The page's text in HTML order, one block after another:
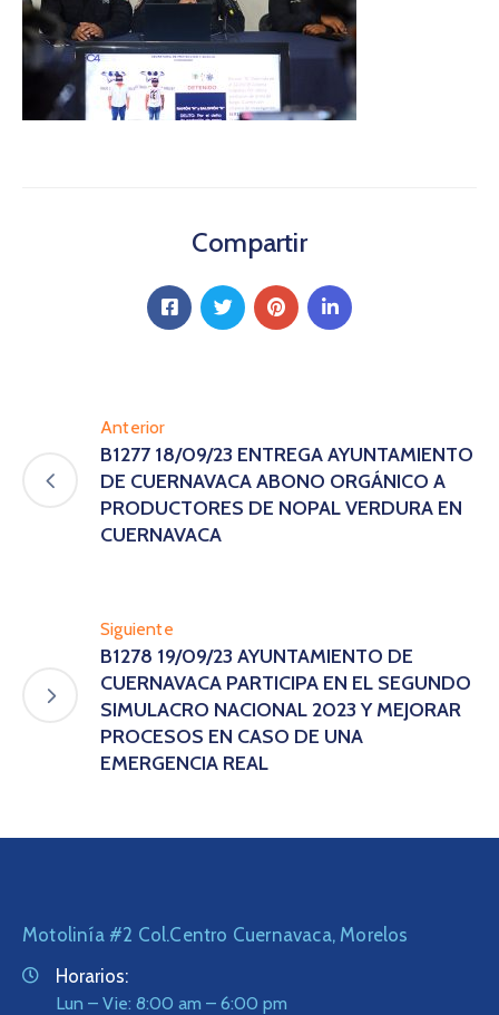
Compartir
Anterior
B1277 18/09/23 ENTREGA AYUNTAMIENTO
DE CUERNAVACA ABONO ORGÁNICO A
PRODUCTORES DE NOPAL VERDURA EN
CUERNAVACA
Siguiente
B1278 19/09/23 AYUNTAMIENTO DE
CUERNAVACA PARTICIPA EN EL SEGUNDO
SIMULACRO NACIONAL 2023 Y MEJORAR
PROCESOS EN CASO DE UNA
EMERGENCIA REAL
Motolinía #2 Col.Centro Cuernavaca, Morelos
Horarios:
Lun – Vie: 8:00 am – 6:00 pm